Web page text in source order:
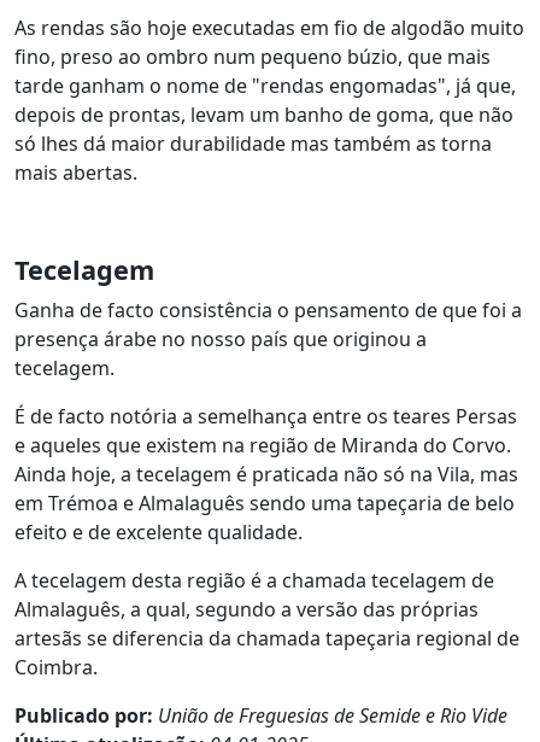
As rendas são hoje executadas em fio de algodão muito
fino, preso ao ombro num pequeno búzio, que mais
tarde ganham o nome de "rendas engomadas", já que,
depois de prontas, levam um banho de goma, que não
só lhes dá maior durabilidade mas também as torna
mais abertas.
Tecelagem
Ganha de facto consistência o pensamento de que foi a
presença árabe no nosso país que originou a
tecelagem.
É de facto notória a semelhança entre os teares Persas
e aqueles que existem na região de Miranda do Corvo.
Ainda hoje, a tecelagem é praticada não só na Vila, mas
em Trémoa e Almalaguês sendo uma tapeçaria de belo
efeito e de excelente qualidade.
A tecelagem desta região é a chamada tecelagem de
Almalaguês, a qual, segundo a versão das próprias
artesãs se diferencia da chamada tapeçaria regional de
Coimbra.
Publicado por: União de Freguesias de Semide e Rio Vide